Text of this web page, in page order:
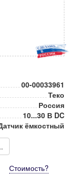
00-00033961
Теко
Россия
10...30 В DC
ёмкостный
Стоимость?